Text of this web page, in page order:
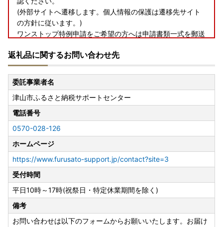
(外部サイトへ遷移します。個人情報の保護は遷移先サイト
の方針に従います。)
ワンストップ特例申請をご希望の方へは申請書類一式を郵送
※ただしオンライン申請対象者は除く。
お急ぎの方は上記のご案内をご確認ください。
◆電子申請
【ふるさとPASS】ワンストップ特例制度の手続きをスマホ
でできるサービス
https://www.furusato-pass.jp/static/about
上記URLに、電子申請についてご紹介しておりますのでご確
認ください。
(外部サイトへ遷移します。個人情報の保護は遷移先サイト
の方針に従います。)
◆送付先
〒708-8501
岡山県津山市山北 663
津山市産業経済部みらい産業課
返礼品に関するお問い合わせ先
委託事業者名
津山市ふるさと納税サポートセンター
電話番号
0570-028-126
ホームページ
https://www.furusato-support.jp/contact?site=3
受付時間
平日10時～17時(祝祭日・特定休業期間を除く)
備考
お問い合わせは以下のフォームからお願いいたします。お届け